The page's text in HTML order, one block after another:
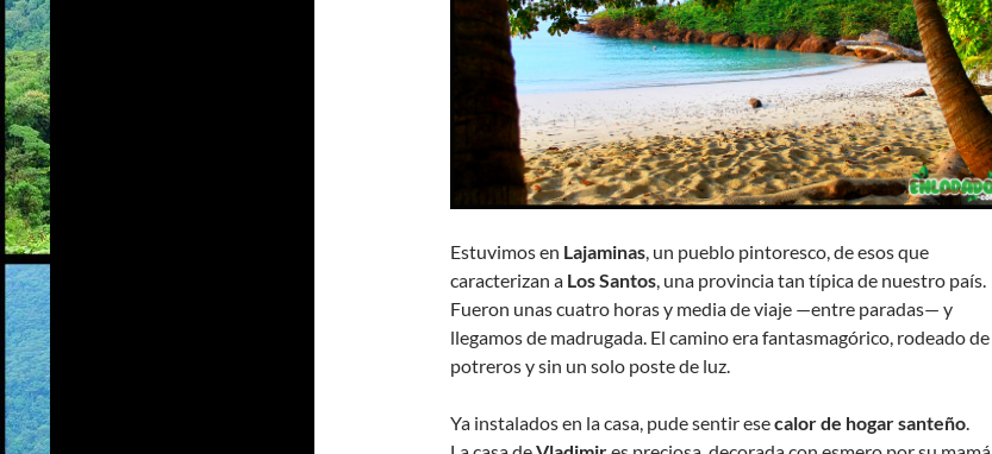
Estuvimos en Lajaminas , un pueblo pintoresco, de esos que
caracterizan a Los Santos , una provincia tan típica de nuestro país.
Fueron unas cuatro horas y media de viaje —entre paradas— y
llegamos de madrugada. El camino era fantasmagórico, rodeado de
potreros y sin un solo poste de luz.
Ya instalados en la casa, pude sentir esecalor de hogar santeño